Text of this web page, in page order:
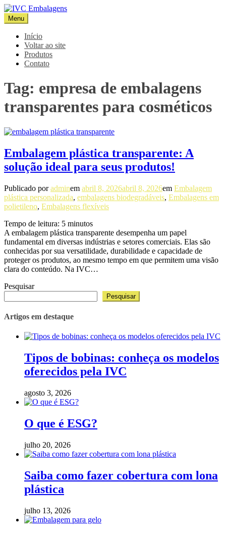
Pular
para
o
conteúdo
IVC Embalagens
Blog IVC
Menu
Início
Voltar ao site
Produtos
Contato
Tag: empresa de embalagens
transparentes para cosméticos
Embalagem plástica transparente: A
solução ideal para seus produtos!
Publicado poradminem abril 8, 2026abril 8, 2026em Embalagem
plástica personalizada, embalagens biodegradáveis, Embalagens em
polietileno, Embalagens flexíveis
Tempo de leitura: 5 minutos
A embalagem plástica transparente desempenha um papel
fundamental em diversas indústrias e setores comerciais. Elas são
conhecidas por sua versatilidade, durabilidade e capacidade de
proteger os produtos, ao mesmo tempo em que permitem uma visão
clara do conteúdo. Na IVC…
Pesquisar
Pesquisar
Artigos em destaque
Tipos de bobinas: conheça os modelos
oferecidos pela IVC
agosto 3, 2026
O que é ESG?
julho 20, 2026
Saiba como fazer cobertura com lona
plástica
julho 13, 2026